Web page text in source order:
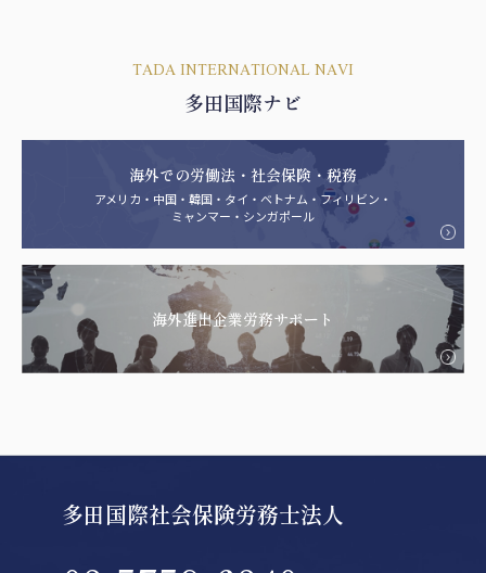
TADA INTERNATIONAL NAVI
多田国際ナビ
海外での労働法・社会保険・税務
アメリカ・中国・韓国・タイ・ベトナム・フィリビン・
ミャンマー・シンガポール
海外進出企業労務サポート
多田国際社会保険労務士法人